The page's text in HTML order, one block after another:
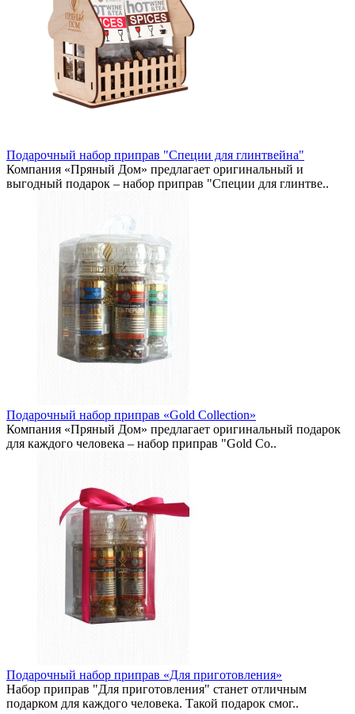
Подарочный набор приправ "Специи для глинтвейна"
Компания «Пряный Дом» предлагает оригинальный и
выгодный подарок – набор приправ "Специи для глинтве..
Подарочный набор приправ «Gold Collection»
Компания «Пряный Дом» предлагает оригинальный подарок
для каждого человека – набор приправ "Gold Co..
Подарочный набор приправ «Для приготовления»
Набор приправ "Для приготовления" станет отличным
подарком для каждого человека. Такой подарок смог..